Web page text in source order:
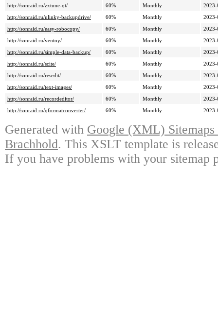
http://sonraid.ru/zxtune-qt/
60% Monthly
2023-
http://sonraid.ru/ulinky-backupdrive/
60% Monthly
2023-
http://sonraid.ru/easy-robocopy/
60% Monthly
2023-
http://sonraid.ru/ventoy/
60% Monthly
2023-
http://sonraid.ru/simple-data-backup/
60% Monthly
2023-
http://sonraid.ru/scite/
60% Monthly
2023-
http://sonraid.ru/resedit/
60% Monthly
2023-
http://sonraid.ru/text-images/
60% Monthly
2023-
http://sonraid.ru/recordeditor/
60% Monthly
2023-
http://sonraid.ru/qformatconverter/
60% Monthly 2023-
Generated with Google (XML)
Brachhold. This XSLT template is
If you have problems with your sitemap